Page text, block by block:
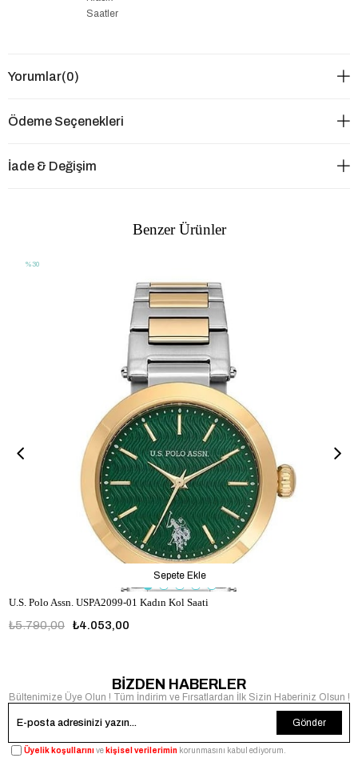
Saatler
Yorumlar(0)
Ödeme Seçenekleri
İade & Değişim
Benzer Ürünler
U.S. Polo Assn. USPA2099-01 Kadın Kol Saati
₺4.053,00
₺5.790,00
Sepete Ekle
%30
BİZDEN HABERLER
Bültenimize Üye Olun ! Tüm İndirim ve Fırsatlardan İlk Sizin Haberiniz Olsun !
Gönder
Üyelik koşullarınıve kişisel verilerimin korunmasını kabul ediyorum.